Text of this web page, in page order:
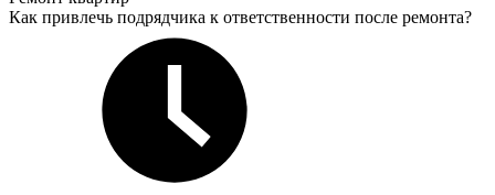
Как привлечь подрядчика к ответственности после ремонта?